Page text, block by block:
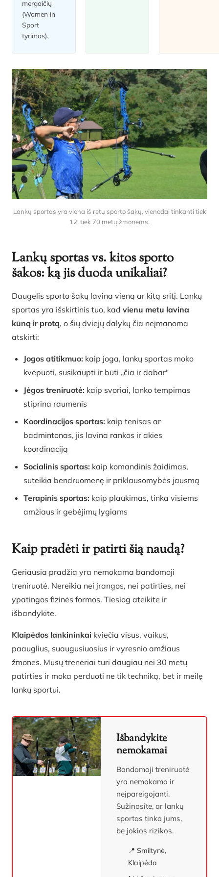
mergaičių
(Women in
Sport
tyrimas).
Lankų sportas yra viena iš retų sporto šakų, vienodai tinkanti tiek
12, tiek 70 metų žmonėms.
Lankų sportas vs. kitos sporto
šakos: ką jis duoda unikaliai?
Daugelis sporto šakų lavina vieną ar kitą sritį. Lankų
sportas yra išskirtinis tuo, kad vienu metu lavina
kūną ir protą, o šių dviejų dalykų čia neįmanoma
atskirti:
Jogos atitikmuo: kaip joga, lankų sportas moko
kvėpuoti, susikaupti ir būti „čia ir dabar"
Jėgos treniruotė: kaip svoriai, lanko tempimas
stiprina raumenis
Koordinacijos sportas: kaip tenisas ar
badmintonas, jis lavina rankos ir akies
koordinaciją
Socialinis sportas: kaip komandinis žaidimas,
suteikia bendruomenę ir priklausomybės jausmą
Terapinis sportas: kaip plaukimas, tinka visiems
amžiaus ir gebėjimų lygiams
Kaip pradėti ir patirti šią naudą?
Geriausia pradžia yra nemokama bandomoji
treniruotė. Nereikia nei įrangos, nei patirties, nei
ypatingos fizinės formos. Tiesiog ateikite ir
išbandykite.
Klaipėdos lankininkai kviečia visus, vaikus,
paauglius, suaugusiuosius ir vyresnio amžiaus
žmones. Mūsų treneriai turi daugiau nei 30 metų
patirties ir moka perduoti ne tik techniką, bet ir meilę
lankų sportui.
Išbandykite
nemokamai
Bandomoji treniruotė
yra nemokama ir
neįpareigojanti.
Sužinosite, ar lankų
sportas tinka jums,
be jokios rizikos.
📍 Smiltynė,
Klaipėda